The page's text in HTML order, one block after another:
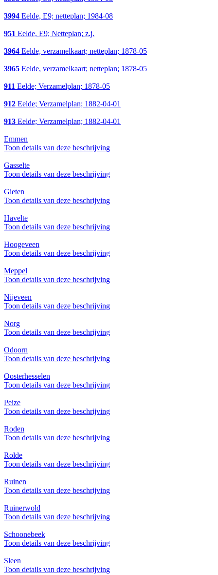
3994 Eelde, E9; netteplan; 1984-08
951 Eelde, E9; Netteplan; z.j.
3964 Eelde, verzamelkaart; netteplan; 1878-05
3965 Eelde, verzamelkaart; netteplan; 1878-05
911 Eelde; Verzamelplan; 1878-05
912 Eelde; Verzamelplan; 1882-04-01
913 Eelde; Verzamelplan; 1882-04-01
Emmen
Toon details van deze beschrijving
Gasselte
Toon details van deze beschrijving
Gieten
Toon details van deze beschrijving
Havelte
Toon details van deze beschrijving
Hoogeveen
Toon details van deze beschrijving
Meppel
Toon details van deze beschrijving
Nijeveen
Toon details van deze beschrijving
Norg
Toon details van deze beschrijving
Odoorn
Toon details van deze beschrijving
Oosterhesselen
Toon details van deze beschrijving
Peize
Toon details van deze beschrijving
Roden
Toon details van deze beschrijving
Rolde
Toon details van deze beschrijving
Ruinen
Toon details van deze beschrijving
Ruinerwold
Toon details van deze beschrijving
Schoonebeek
Toon details van deze beschrijving
Sleen
Toon details van deze beschrijving